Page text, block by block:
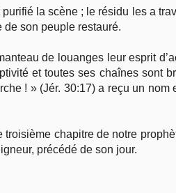
la scène ; le résidu les a
de son peuple restauré.
de louanges leur esprit
et toutes ses chaînes sont
! » (Jér. 30:17) a reçu un
chapitre de notre
précédé de son jour.